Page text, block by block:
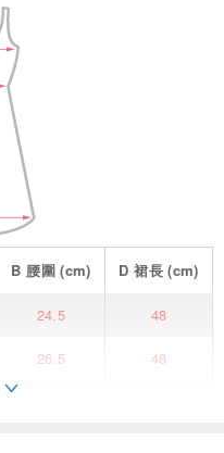
B 腰圍(cm) D裙長(cm)
24.5 48
26.5 48